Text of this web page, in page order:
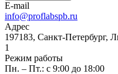
E-mail
info@proflabspb.ru
Адрес
197183, Санкт-Петербург,
1
Режим работы
Пн. – Пт.: с 9:00 до 18:00